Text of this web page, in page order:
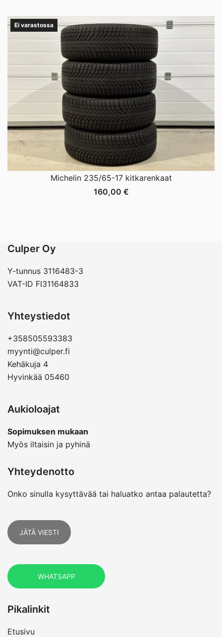
Ei varastossa
Michelin 235/65-17 kitkarenkaat
160,00 €
Culper Oy
Y-tunnus 3116483-3
VAT-ID FI31164833
Yhteystiedot
+358505593383
myynti@culper.fi
Kehäkuja 4
Hyvinkää 05460
Aukioloajat
Sopimuksen mukaan
Myös iltaisin ja pyhinä
Yhteydenotto
Onko sinulla kysyttävää tai haluatko antaa palautetta?
JÄTÄ VIESTI
WHATSAPP
Pikalinkit
Etusivu